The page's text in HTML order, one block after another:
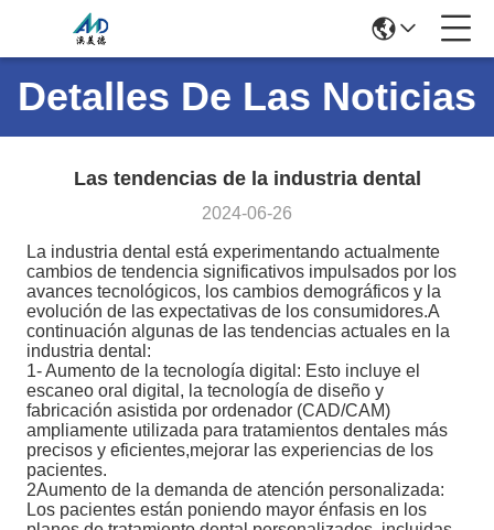
Detalles De Las Noticias
Las tendencias de la industria dental
2024-06-26
La industria dental está experimentando actualmente
cambios de tendencia significativos impulsados por los
avances tecnológicos, los cambios demográficos y la
evolución de las expectativas de los consumidores.A
continuación algunas de las tendencias actuales en la
industria dental:
1- Aumento de la tecnología digital: Esto incluye el
escaneo oral digital, la tecnología de diseño y
fabricación asistida por ordenador (CAD/CAM)
ampliamente utilizada para tratamientos dentales más
precisos y eficientes,mejorar las experiencias de los
pacientes.
2Aumento de la demanda de atención personalizada:
Los pacientes están poniendo mayor énfasis en los